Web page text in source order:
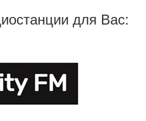
для Вас: